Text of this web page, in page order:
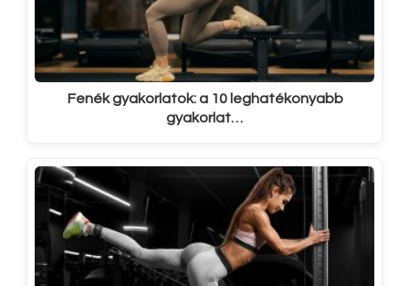
Fenék gyakorlatok: a 10 leghatékonyabb
gyakorlat…